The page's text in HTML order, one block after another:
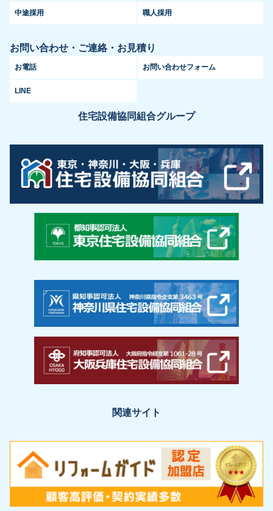
中途採用 職人採用
お問い合わせ・ご連絡・お見積り
お電話 お問い合わせフォーム
LINE
住宅設備協同組合グループ
関連サイト